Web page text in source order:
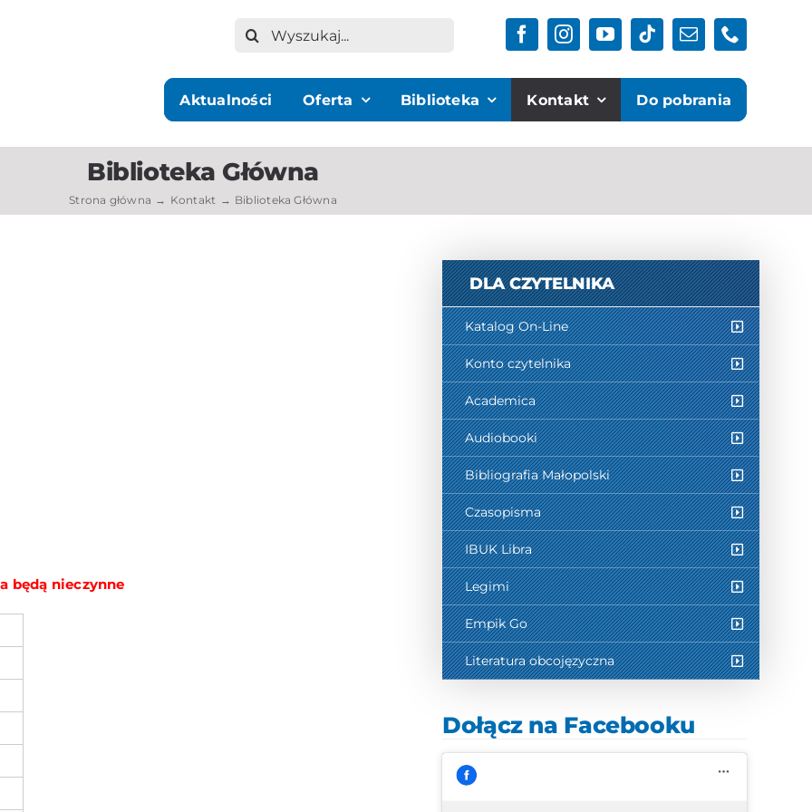
Szukaj
Aktualności Oferta Biblioteka Kontakt Do pobrania
Biblioteka Główna
Strona główna Kontakt Biblioteka Główna
będą nieczynne
DLA CZYTELNIKA
Katalog On-Line
Konto czytelnika
Academica
Audiobooki
Bibliografia Małopolski
Czasopisma
IBUK Libra
Legimi
Empik Go
Literatura obcojęzyczna
Dołącz na Facebooku